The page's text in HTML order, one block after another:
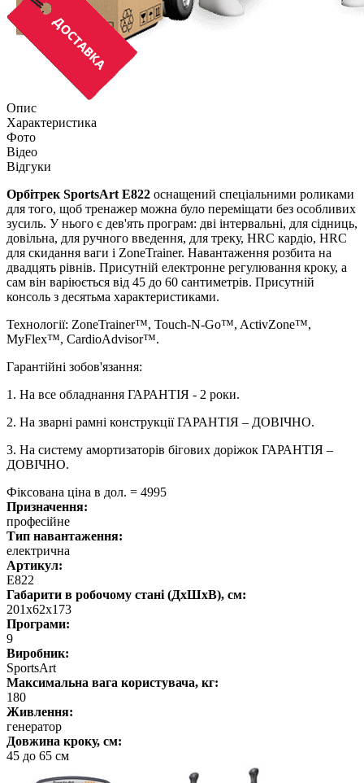
Опис
Характеристика
Фото
Відео
Відгуки
Орбітрек SportsArt E822 оснащений спеціальними роликами
для того, щоб тренажер можна було переміщати без особливих
зусиль. У нього є дев'ять програм: дві інтервальні, для сідниць,
довільна, для ручного введення, для треку, HRC кардіо, HRC
для скидання ваги і ZoneTrainer. Навантаження розбита на
двадцять рівнів. Присутній електронне регулювання кроку, а
сам він варіюється від 45 до 60 сантиметрів. Присутній
консоль з десятьма характеристиками.
Технології: ZoneTrainer™, Touch-N-Go™, ActivZone™,
MyFlex™, CardioAdvisor™.
Гарантійні зобов'язання:
1. На все обладнання ГАРАНТІЯ - 2 роки.
2. На зварні рамні конструкції ГАРАНТІЯ – ДОВІЧНО.
3. На систему амортизаторів бігових доріжок ГАРАНТІЯ –
ДОВІЧНО.
Фіксована ціна в дол. = 4995
Призначення:
професійне
Тип навантаження:
електрична
Артикул:
E822
Габарити в робочому стані (ДхШхВ), см:
201х62х173
Програми:
9
Виробник:
SportsArt
Максимальна вага користувача, кг:
180
Живлення:
генератор
Довжина кроку, см:
45 до 65 см